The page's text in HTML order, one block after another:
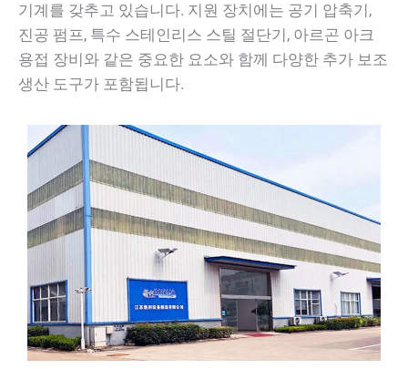
기계를 갖추고 있습니다. 지원 장치에는 공기 압축기,
진공 펌프, 특수 스테인리스 스틸 절단기, 아르곤 아크
용접 장비와 같은 중요한 요소와 함께 다양한 추가 보조
생산 도구가 포함됩니다.